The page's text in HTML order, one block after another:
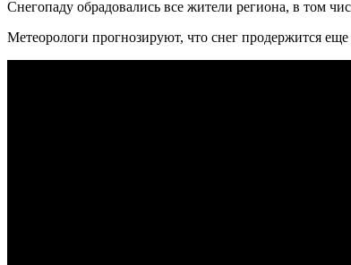
Снегопаду обрадовались все жители региона, в том
Метеорологи прогнозируют, что снег продержится еще